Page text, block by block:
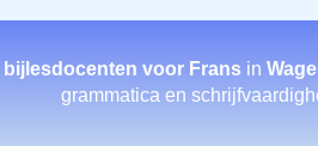
bijlesdocenten voor Frans in
grammatica en